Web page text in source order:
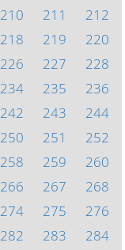
210 211
212
218 219
220
226 227
228
234 235
236
242 243
244
250 251
252
258 259
260
266 267
268
274 275
276
282 283
284